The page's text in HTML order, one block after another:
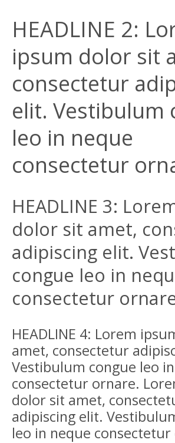
HEADLINE 2:
ipsum dolor sit
consectetur
elit. Vestibulum
leo in neque
consectetur
HEADLINE 3:
dolor sit amet,
adipiscing elit.
congue leo in
consectetur
HEADLINE 4: Lorem
amet, consectetur
Vestibulum congue leo
consectetur ornare.
dolor sit amet,
adipiscing elit.
leo in neque